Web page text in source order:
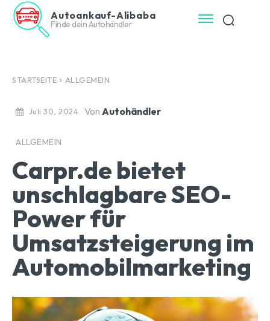
Autoankauf-Alibaba
Finde dein Autohändler
STARTSEITE ALLGEMEIN
Juli 30, 2024 Von Autohändler
ALLGEMEIN
Carpr.de bietet
unschlagbare SEO-
Power für
Umsatzsteigerung im
Automobilmarketing